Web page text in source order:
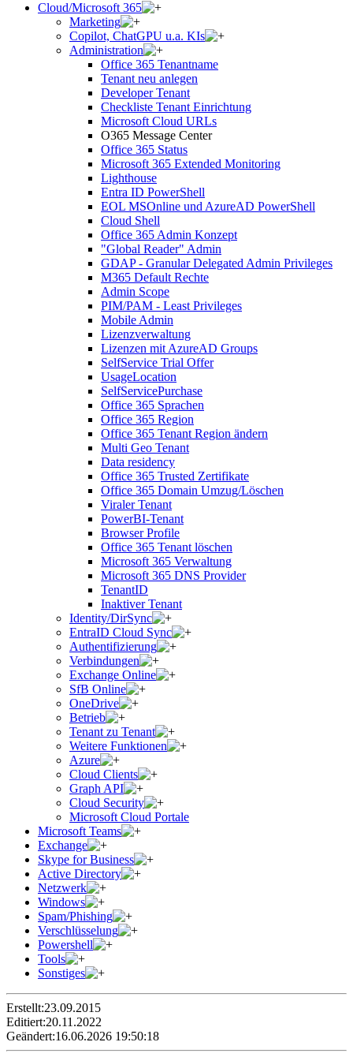
Cloud/Microsoft 365
Marketing
Copilot, ChatGPU u.a. KIs
Administration
Office 365 Tenantname
Tenant neu anlegen
Developer Tenant
Checkliste Tenant Einrichtung
Microsoft Cloud URLs
O365 Message Center
Office 365 Status
Microsoft 365 Extended Monitoring
Lighthouse
Entra ID PowerShell
EOL MSOnline und AzureAD PowerShell
Cloud Shell
Office 365 Admin Konzept
"Global Reader" Admin
GDAP - Granular Delegated Admin Privileges
M365 Default Rechte
Admin Scope
PIM/PAM - Least Privileges
Mobile Admin
Lizenzverwaltung
Lizenzen mit AzureAD Groups
SelfService Trial Offer
UsageLocation
SelfServicePurchase
Office 365 Sprachen
Office 365 Region
Office 365 Tenant Region ändern
Multi Geo Tenant
Data residency
Office 365 Trusted Zertifikate
Office 365 Domain Umzug/Löschen
Viraler Tenant
PowerBI-Tenant
Browser Profile
Office 365 Tenant löschen
Microsoft 365 Verwaltung
Microsoft 365 DNS Provider
TenantID
Inaktiver Tenant
Identity/DirSync
EntraID Cloud Sync
Authentifizierung
Verbindungen
Exchange Online
SfB Online
OneDrive
Betrieb
Tenant zu Tenant
Weitere Funktionen
Azure
Cloud Clients
Graph API
Cloud Security
Microsoft Cloud Portale
Microsoft Teams
Exchange
Skype for Business
Active Directory
Netzwerk
Windows
Spam/Phishing
Verschlüsselung
Powershell
Tools
Sonstiges
Erstellt:23.09.2015
Editiert:20.11.2022
Geändert:16.06.2026 19:50:18